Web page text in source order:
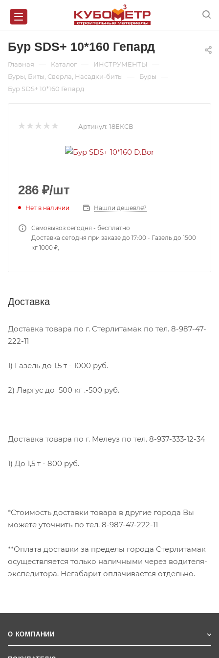
Бур SDS+ 10*160 Гепард
Главная — Каталог — ИНСТРУМЕНТЫ —
Буры, Биты, Сверла, Насадки-биты — Буры —
Бур SDS+ 10*160 Гепард
Артикул: 18ЕКСВ
286 ₽/шт
Нет в наличии Нашли дешевле?
Самовывоз сегодня - бесплатно
Доставка сегодня при заказе до 17:00 - Газель до 1500
кг 1000 ₽,
Доставка
Доставка товара по г. Стерлитамак по тел. 8-987-47-
222-11
1) Газель до 1,5 т - 1000 руб.
2) Ларгус до 500 кг .-500 руб.
Доставка товара по г. Мелеуз по тел. 8-937-333-12-34
1) До 1,5 т - 800 руб.
*Стоимость доставки товара в другие города Вы
можете уточнить по тел. 8-987-47-222-11
**Оплата доставки за пределы города Стерлитамак
осуществляется только наличными через водителя-
экспедитора. Негабарит оплачивается отдельно.
О КОМПАНИИ